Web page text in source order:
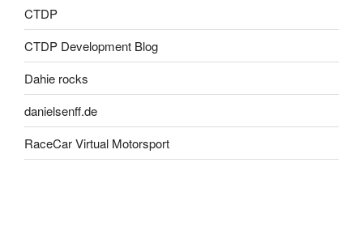
CTDP
CTDP Development Blog
Dahie rocks
danielsenff.de
RaceCar Virtual Motorsport